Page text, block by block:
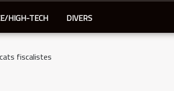
HIGH-TECH DIVERS
fiscalistes